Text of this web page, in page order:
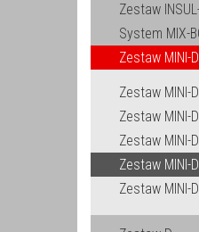
Zestaw
System MIX-
Zestaw MINI-
Zestaw MINI-
Zestaw MINI-
Zestaw MINI-
Zestaw MINI-
Zestaw MINI-